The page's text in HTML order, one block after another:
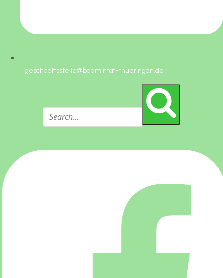
geschaeftsstelle@badminton-thueringen.de